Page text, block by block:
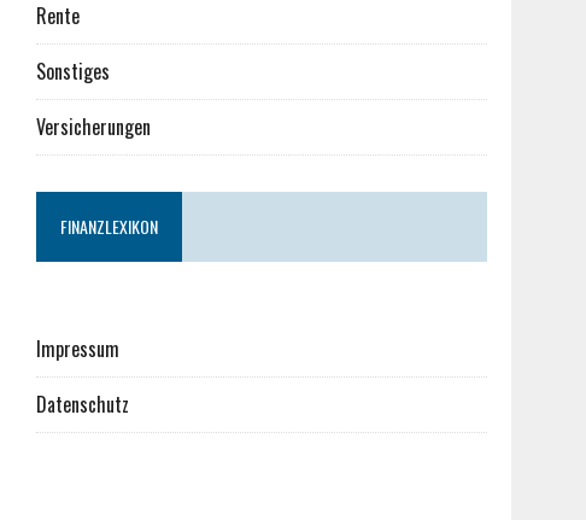
Rente
Sonstiges
Versicherungen
FINANZLEXIKON
Impressum
Datenschutz